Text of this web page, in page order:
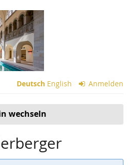
Deutsch English Anmelden
wechseln